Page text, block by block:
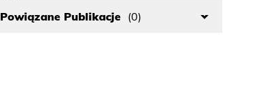
Powiązane Publikacje (0)